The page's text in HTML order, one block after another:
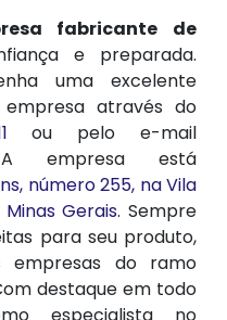
fabricante de
e preparada.
uma excelente
através do
ou pelo e-mail
empresa está
número 255, na Vila
Gerais. Sempre
para seu produto,
empresas do ramo
destaque em todo